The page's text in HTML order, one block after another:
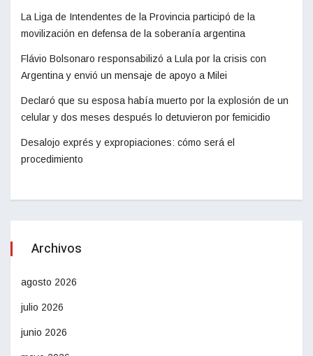
La Liga de Intendentes de la Provincia participó de la
movilización en defensa de la soberanía argentina
Flávio Bolsonaro responsabilizó a Lula por la crisis con
Argentina y envió un mensaje de apoyo a Milei
Declaró que su esposa había muerto por la explosión de un
celular y dos meses después lo detuvieron por femicidio
Desalojo exprés y expropiaciones: cómo será el
procedimiento
Archivos
agosto 2026
julio 2026
junio 2026